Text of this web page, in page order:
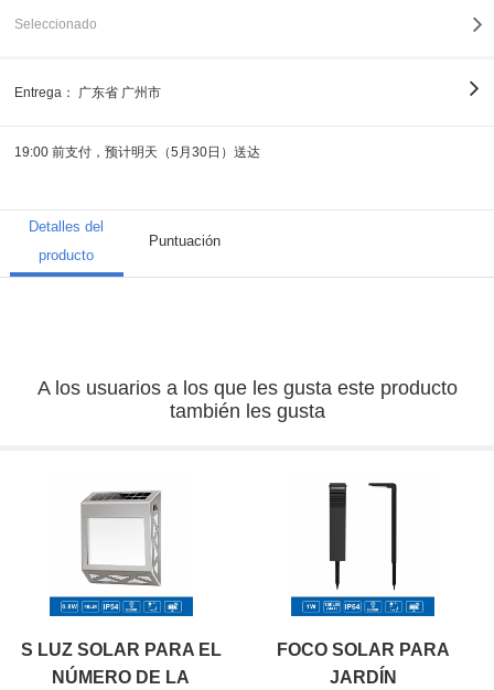
Seleccionado
Entrega： 广东省 广州市
19:00 前支付，预计明天（5月30日）送达
Detalles del
producto
Puntuación
A los usuarios a los que les gusta este producto
también les gusta
S LUZ SOLAR PARA EL
NÚMERO DE LA
FOCO SOLAR PARA
JARDÍN